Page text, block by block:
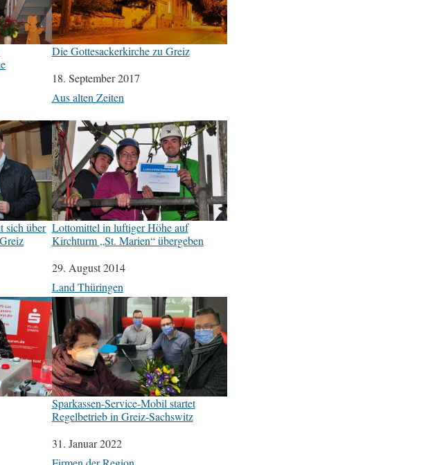
Die Gottesackerkirche zu Greiz
Datum
18. September 2017
In Bezug auf
Aus alten Zeiten
sich über Lottomittel in luftiger Höhe auf
Kirchturm „St. Marien“ übergeben
Datum
29. August 2014
In Bezug auf
Land Thüringen
Sparkassen-Service-Mobil startet
Regelbetrieb in Greiz-Sachswitz
Datum
31. Januar 2022